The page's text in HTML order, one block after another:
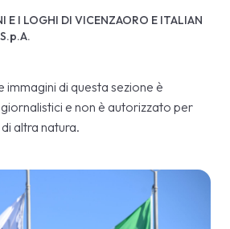
VISITATORI
E I LOGHI DI VICENZAORO E ITALIAN
immagini di questa sezione è
e non è autorizzato per
altra natura.